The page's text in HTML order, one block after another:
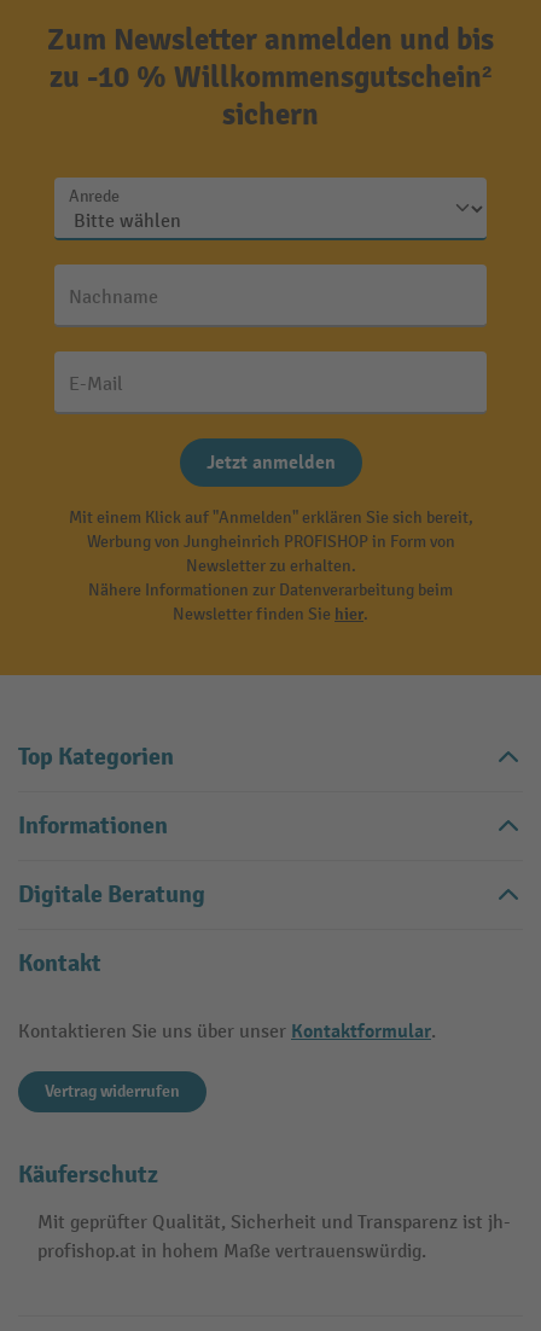
Zum Newsletter anmelden und bis
zu -10 % Willkommensgutschein²
sichern
Anrede
Nachname
E-Mail
Jetzt anmelden
Mit einem Klick auf "Anmelden" erklären Sie sich bereit,
Werbung von Jungheinrich PROFISHOP in Form von
Newsletter zu erhalten.
Nähere Informationen zur Datenverarbeitung beim
Newsletter finden Sie hier.
Top Kategorien
Informationen
Digitale Beratung
Kontakt
Kontaktieren Sie uns über unser Kontaktformular.
Vertrag widerrufen
Käuferschutz
Mit geprüfter Qualität, Sicherheit und Transparenz ist jh-
profishop.at in hohem Maße vertrauenswürdig.